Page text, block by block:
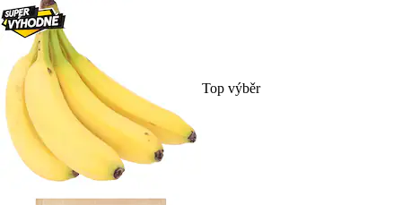
Top výběr